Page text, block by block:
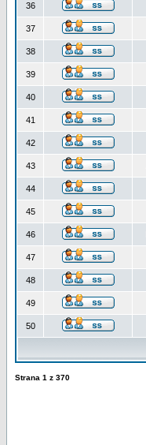
36
37
38
39
40
41
42
43
44
45
46
47
48
49
50
Strana 1 z 370